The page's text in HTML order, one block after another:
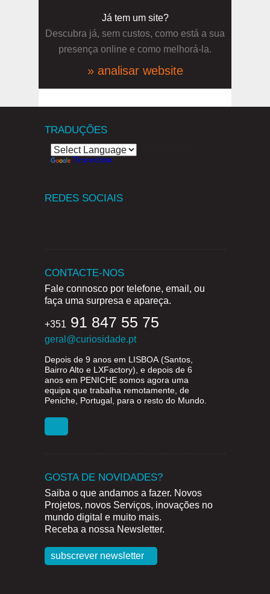
Já tem um site?
Descubra já, sem custos, como está a sua
presença online e como melhorá-la.
» analisar website
TRADUÇÕES
Translate
REDES SOCIAIS
CONTACTE-NOS
Fale connosco por telefone, email, ou
faça uma surpresa e apareça.
+351 91 847 55 75
geral@curiosidade.pt
Depois de 9 anos em LISBOA (Santos,
Bairro Alto e LXFactory), e depois de 6
anos em PENICHE somos agora uma
equipa que trabalha remotamente, de
Peniche, Portugal, para o resto do Mundo.
GOSTA DE NOVIDADES?
Saiba o que andamos a fazer. Novos
Projetos, novos Serviços, inovações no
mundo digital e muito mais.
Receba a nossa Newsletter.
subscrever newsletter